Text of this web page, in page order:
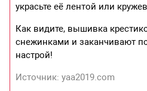
украсьте её лентой или
Как видите, вышивка
снежинками и заканчивают
настрой!
Источник: yaa2019.com